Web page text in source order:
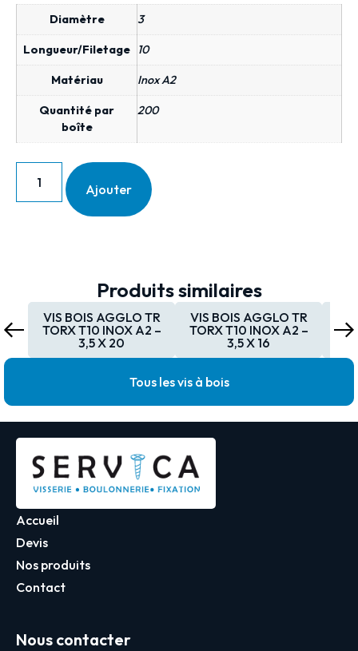
Diamètre 3
Longueur/Filetage 10
Matériau Inox A2
Quantité par
boîte
200
Ajouter
Produits similaires
VIS BOIS AGGLO TR
TORX T10 INOX A2 –
3,5 X 20
VIS BOIS AGGLO TR
TORX T10 INOX A2 –
3,5 X 16
Tous les vis à bois
Accueil
Devis
Nos produits
Contact
Nous contacter